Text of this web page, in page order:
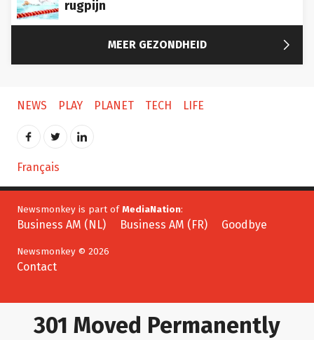
MEER GEZONDHEID 
NEWS PLAY PLANET TECH LIFE
Français
Newsmonkey is part of MediaNation
Business AM (NL) Business AM (FR) Goodbye
Newsmonkey © 2026
Contact
301 Moved Permanently